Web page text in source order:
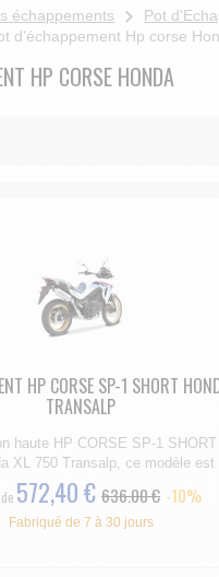
échappements
Pot
d'échappement Hp corse
HP CORSE HONDA
HP CORSE SP-1 SHORT
TRANSALP
haute HP CORSE SP-1
XL 750 Transalp, ce modèle est
572,40 € 636.00 € -10%
Fabriqué de 7 à 30 jours